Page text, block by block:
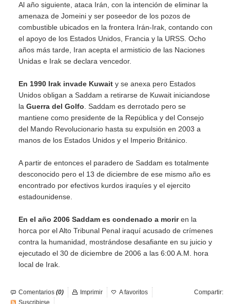
Al año siguiente, ataca Irán, con la intención de eliminar la
amenaza de Jomeini y ser poseedor de los pozos de
combustible ubicados en la frontera Irán-Irak, contando con
el apoyo de los Estados Unidos, Francia y la URSS. Ocho
años más tarde, Iran acepta el armisticio de las Naciones
Unidas e Irak se declara vencedor.
En 1990 Irak invade Kuwait y se anexa pero Estados
Unidos obligan a Saddam a retirarse de Kuwait iniciandose
la Guerra del Golfo . Saddam es derrotado pero se
mantiene como presidente de la República y del Consejo
del Mando Revolucionario hasta su expulsión en 2003 a
manos de los Estados Unidos y el Imperio Británico.
A partir de entonces el paradero de Saddam es totalmente
desconocido pero el 13 de diciembre de ese mismo año es
encontrado por efectivos kurdos iraquíes y el ejercito
estadounidense.
En el año 2006 Saddam es condenado a moriren la
horca por el Alto Tribunal Penal iraquí acusado de crímenes
contra la humanidad, mostrándose desafiante en su juicio y
ejecutado el 30 de diciembre de 2006 a las 6:00 A.M. hora
local de Irak.
Comentarios (0) Compartir:
Imprimir
A favoritos
Suscribirse